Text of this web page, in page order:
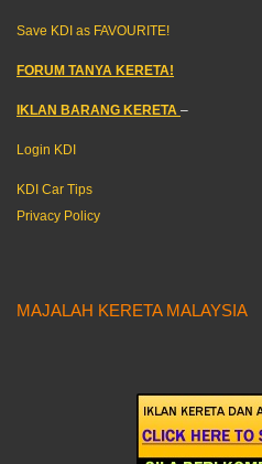
Save KDI as FAVOURITE!
FORUM TANYA KERETA!
IKLAN BARANG KERETA –
Login KDI
KDI Car Tips
Privacy Policy
MAJALAH KERETA MALAYSIA